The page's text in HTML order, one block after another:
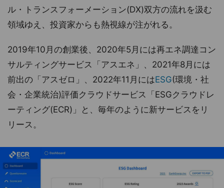
ル・トランスフォーメーション(DX)双方の流れを汲む
領域ゆえ、投資家からも熱視線が注がれる。
2019年10月の創業後、2020年5月には再エネ調達コン
サルティングサービス「アスエネ」、2021年8月には
前出の「アスゼロ」、2022年11月にはESG(環境・社
会・企業統治)評価クラウドサービス「ESGクラウドレ
ーティング(ECR)」と、毎年のように新サービスをリ
リース。